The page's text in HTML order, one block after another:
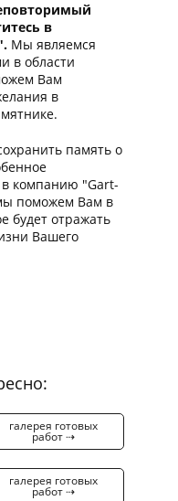
в
Мы являемся
в области
Вам
в
память о
компанию "Gart-
поможем Вам в
будет отражать
Вашего
галерея готовых
работ ⇢
галерея готовых
работ ⇢